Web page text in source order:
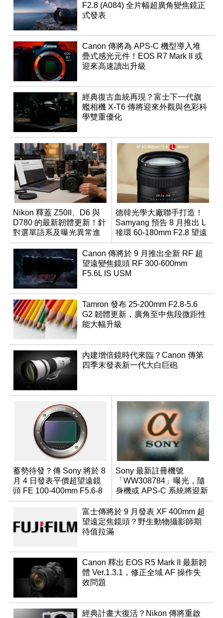
F2.8 (A084) 全片幅超廣角變焦鏡正
式發表
Canon 傳將為 APS-C 機型導入堆
疊式感光元件！EOS R7 Mark II 或
迎來高速讀出升級
經典復古血統再現？富士下一代旗
艦相機 X-T6 傳將迎來外觀與色彩科
學雙重優化
Nikon 釋蓋 Z50II、D6 與
D780 的最新韌體更新！針
對選單語系及曝光異常進
行修復
德韓光學大廠聯手打造！
Samyang 預告 8 月推出 L
接環 60-180mm F2.8 望遠
變焦鏡
Canon 傳將於 9 月推出全新 RF 超
望遠變焦鏡頭 RF 300-600mm
F5.6L IS USM
Tamron 發布 25-200mm F2.8-5.6
G2 韌體更新，廣角至中焦段微距性
能大幅升級
內建增倍鏡時代來臨？Canon 傳第
四季末發表新一代大白巨砲
蓄勢待發？傳 Sony 將於 8
月 4 日發表平價超望遠鏡
頭 FE 100-400mm F5.6-8
Sony 最新註冊機號
「WW308784」曝光，隨
身機或 APS-C 系統將迎新
成員？
富士傳將於 9 月發表 XF 400mm 超
望遠定焦鏡頭？野生動物攝影師期
待值拉滿
Canon 釋出 EOS R5 Mark II 最新韌
體 Ver.1.3.1，修正全域 AF 操作失
效問題
經典計畫大復活？Nikon 傳將重啟